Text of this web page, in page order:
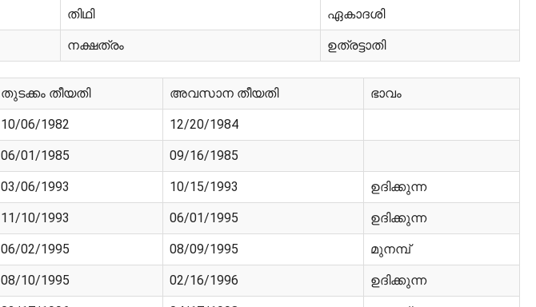
തിഥി ഏകാദശി
നക്ഷത്രം ഉത്രട്ടാതി
തുടക്കം തീയതി അവസാന തീയതി ഭാവം
10/06/1982 12/20/1984
06/01/1985 09/16/1985
03/06/1993 10/15/1993 ഉദിക്കുന്ന
11/10/1993 06/01/1995 ഉദിക്കുന്ന
06/02/1995 08/09/1995 മുനമ്പ്
08/10/1995 02/16/1996 ഉദിക്കുന്ന